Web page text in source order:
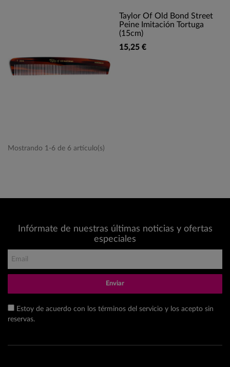
Taylor Of Old Bond Street
Peine Imitación Tortuga
(15cm)
15,25 €
Mostrando 1-6 de 6 artículo(s)
Infórmate de nuestras últimas noticias y ofertas
especiales
Enviar
Estoy de acuerdo con los términos del servicio y los acepto sin
reservas.